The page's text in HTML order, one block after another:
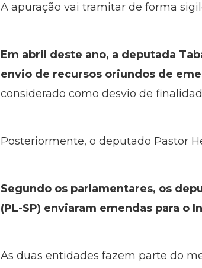
A apuração vai tramitar de forma
Em abril deste ano, a deputada
envio de recursos oriundos de
considerado como desvio de
Posteriormente, o deputado Pastor
Segundo os parlamentares, os
(PL-SP) enviaram emendas para o
As duas entidades fazem parte do